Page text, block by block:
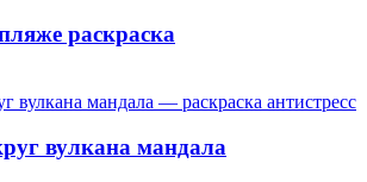
раскраска
вулкана мандала